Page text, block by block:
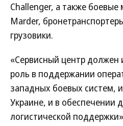
Challenger, а также
Marder,
грузовики.
«Сервисный центр должен
роль в поддержании
западных боевых систем,
Украине, и в обеспечении
логистической